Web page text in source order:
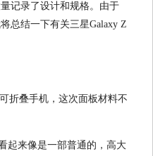
记录了设计和规格。由于
总结一下有关三星Galaxy Z
起来像是一部普通的，高大